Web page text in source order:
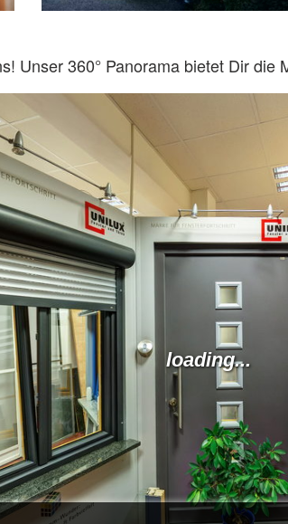
Unser 360° Panorama bietet Dir die